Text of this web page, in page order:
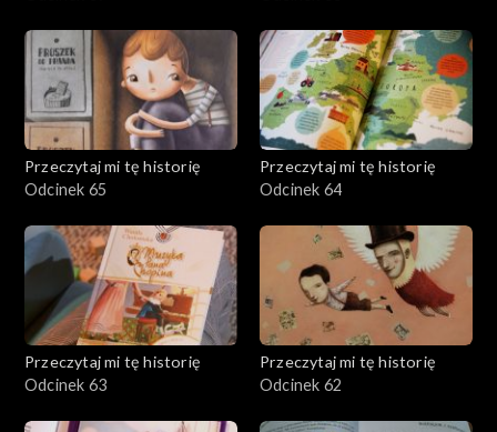
Przeczytaj mi tę historię
Odcinek 65
Przeczytaj mi tę historię
Odcinek 64
Przeczytaj mi tę historię
Odcinek 63
Przeczytaj mi tę historię
Odcinek 62